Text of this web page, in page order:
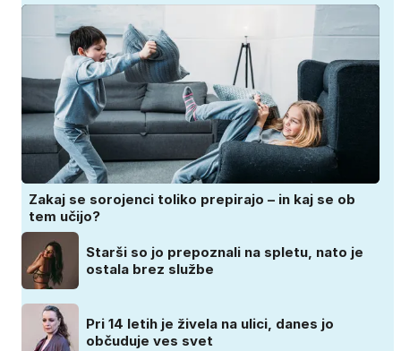
Zakaj se sorojenci toliko prepirajo – in kaj se ob
tem učijo?
Starši so jo prepoznali na spletu, nato je
ostala brez službe
Pri 14 letih je živela na ulici, danes jo
občuduje ves svet